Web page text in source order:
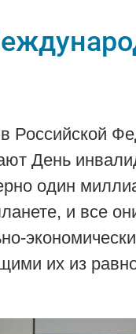
Российской
День
один
и все
их из